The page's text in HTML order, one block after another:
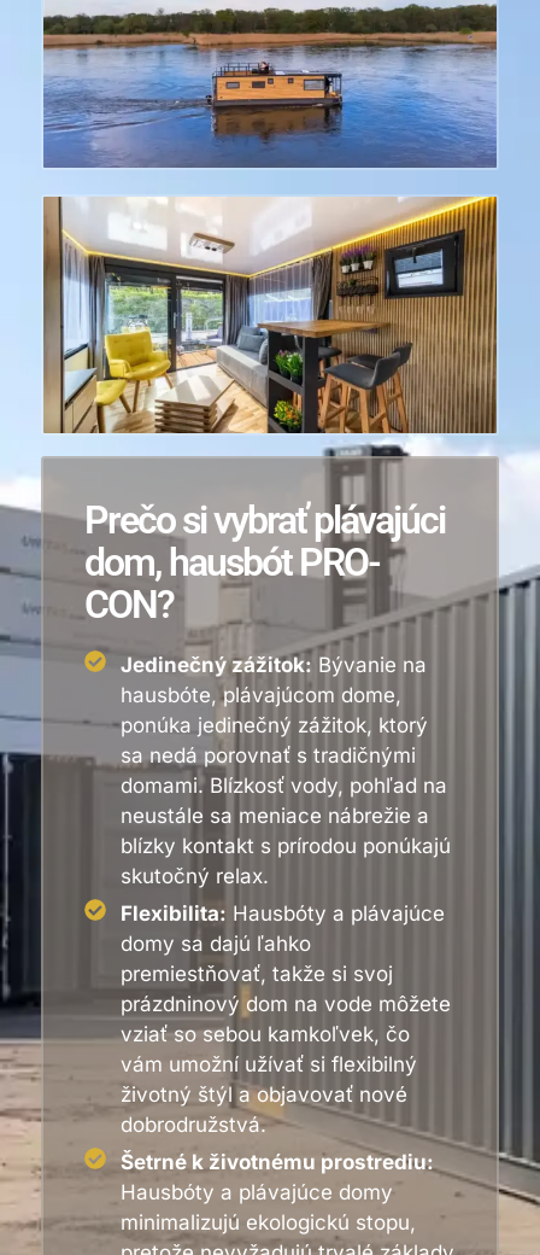
Prečo si vybrať plávajúci
dom, hausbót PRO-
CON?
Jedinečný zážitok: Bývanie na
hausbóte, plávajúcom dome,
ponúka jedinečný zážitok, ktorý
sa nedá porovnať s tradičnými
domami. Blízkosť vody, pohľad na
neustále sa meniace nábrežie a
blízky kontakt s prírodou ponúkajú
skutočný relax.
Flexibilita: Hausbóty a plávajúce
domy sa dajú ľahko
premiestňovať, takže si svoj
prázdninový dom na vode môžete
vziať so sebou kamkoľvek, čo
vám umožní užívať si flexibilný
životný štýl a objavovať nové
dobrodružstvá.
Šetrné k životnému prostrediu:
Hausbóty a plávajúce domy
minimalizujú ekologickú stopu,